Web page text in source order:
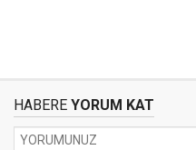
HABERE YORUM KAT